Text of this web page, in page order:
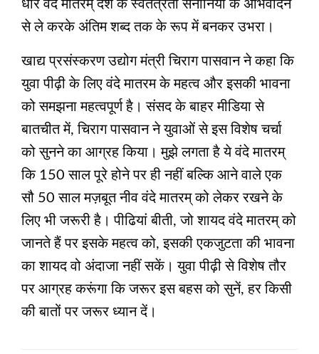
धीरे वंदे मातरम् देश के स्‍वतंत्रता सेनानियों के अभिवादन
से ले करके अंतिम शब्‍द तक के रूप में बनकर उभरा।
खाद्य प्रसंस्करण उद्योग मंत्री चिराग पासवान ने कहा कि
युवा पीढ़ी के लिए वंदे मातरम के महत्व और इसकी भावना
को समझना महत्‍वपूर्ण है। संसद के बाहर मीडिया से
बातचीत में, चिराग पासवान ने युवाओं से इस विशेष चर्चा
को सुनने का आग्रह किया। मुझे लगता है ये वंदे मातरम्
कि 150 साल पूरे होने पर ही नहीं बल्कि आने वाले एक
सौ 50 साल मज़बूत नीव वंदे मातरम् को लेकर रखने के
लिए भी जरूरी है। पीढियां बीती, जो शायद वंदे मातरम् को
जानते हैं पर इसके महत्‍व को, इसकी एकजुटता की भावना
का शायद वो अंदाजा नहीं सकें। युवा पीढ़ी से विशेष तौर
पर आग्रह करूंगा कि जरूर इस बहस को सुनें, हर किसी
की बातों पर जरूर ध्‍यान दें।